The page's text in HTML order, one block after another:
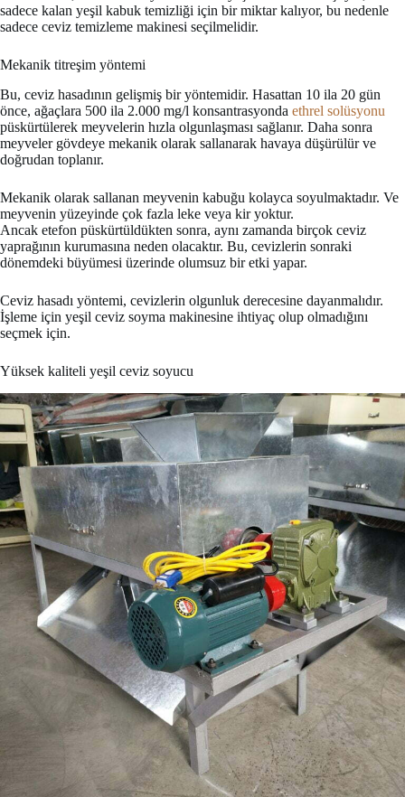
sadece kalan yeşil kabuk temizliği için bir miktar kalıyor, bu nedenle
sadece ceviz temizleme makinesi seçilmelidir.
Mekanik titreşim yöntemi
Bu, ceviz hasadının gelişmiş bir yöntemidir. Hasattan 10 ila 20 gün
önce, ağaçlara 500 ila 2.000 mg/l konsantrasyonda ethrel solüsyonu
püskürtülerek meyvelerin hızla olgunlaşması sağlanır. Daha sonra
meyveler gövdeye mekanik olarak sallanarak havaya düşürülür ve
doğrudan toplanır.
Mekanik olarak sallanan meyvenin kabuğu kolayca soyulmaktadır. Ve
meyvenin yüzeyinde çok fazla leke veya kir yoktur.
Ancak etefon püskürtüldükten sonra, aynı zamanda birçok ceviz
yaprağının kurumasına neden olacaktır. Bu, cevizlerin sonraki
dönemdeki büyümesi üzerinde olumsuz bir etki yapar.
Ceviz hasadı yöntemi, cevizlerin olgunluk derecesine dayanmalıdır.
İşleme için yeşil ceviz soyma makinesine ihtiyaç olup olmadığını
seçmek için.
Yüksek kaliteli yeşil ceviz soyucu